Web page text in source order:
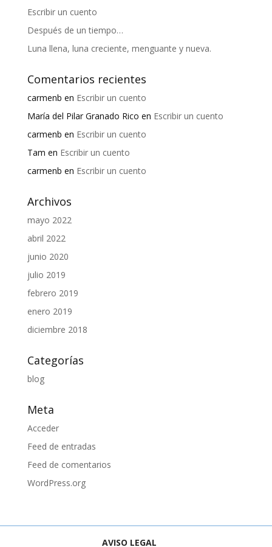
Escribir un cuento
Después de un tiempo…
Luna llena, luna creciente, menguante y nueva.
Comentarios recientes
carmenb en Escribir un cuento
María del Pilar Granado Rico en Escribir un cuento
carmenb en Escribir un cuento
Tam en Escribir un cuento
carmenb en Escribir un cuento
Archivos
mayo 2022
abril 2022
junio 2020
julio 2019
febrero 2019
enero 2019
diciembre 2018
Categorías
blog
Meta
Acceder
Feed de entradas
Feed de comentarios
WordPress.org
AVISO LEGAL